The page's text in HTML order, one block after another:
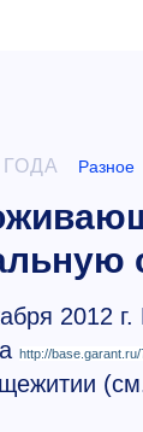
Разное
2012 г.
http://base.garant.ru/